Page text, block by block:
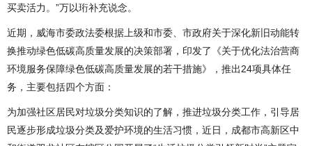
买卖活力。”万以珩补充说念。
近期，威海市委政法委根据上级和市委、市政府关于深化新旧动能转
换推动绿色低碳高质量发展的决策部署，印发了《关于优化法治营商
环境服务保障绿色低碳高质量发展的若干措施》，推出24项具体任
务，主要包括四个方面：
为加强社区居民对垃圾分类知识的了解，推进垃圾分类工作，引导居
民逐步形成垃圾分类及爱护环境的生活习惯，近日，成都市高新区中